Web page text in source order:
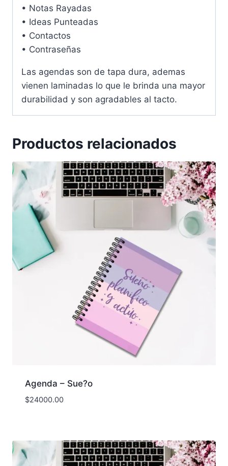
• Notas Rayadas
• Ideas Punteadas
• Contactos
• Contraseñas
Las agendas son de tapa dura, ademas
vienen laminadas lo que le brinda una mayor
durabilidad y son agradables al tacto.
Productos relacionados
Agenda – Sue?o
$24000.00